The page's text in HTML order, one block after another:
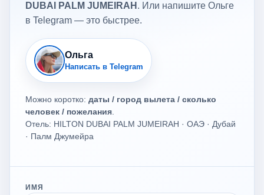
DUBAI PALM JUMEIRAH . Или напишите Ольге
в Telegram — это быстрее.
Ольга
Написать в Telegram
Можно коротко: даты / город вылета / сколько
человек / пожелания
Отель: HILTON DUBAI PALM JUMEIRAH · ОАЭ · Дубай
· Палм Джумейра
ИМЯ